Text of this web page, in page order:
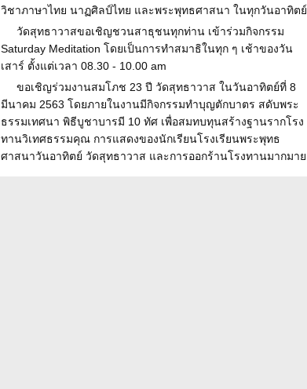
วิชาภาษาไทย นาฏศิลป์ไทย และพระพุทธศาสนา ในทุกวันอาทิตย์
วัดสุทธาวาสขอเชิญชวนสาธุชนทุกท่าน เข้าร่วมกิจกรรม
Saturday Meditation โดยเป็นการทำสมาธิในทุก ๆ เช้าของวัน
เสาร์ ตั้งแต่เวลา 08.30 - 10.00 am
ขอเชิญร่วมงานสมโภช 23 ปี วัดสุทธาวาส ในวันอาทิตย์ที่ 8
มีนาคม 2563 โดยภายในงานมีกิจกรรมทำบุญตักบาตร สดับพระ
ธรรมเทศนา พิธีบูชาบารมี 10 ทัศ เพื่อสมทบทุนสร้างฐานรากโรง
ทานวิเทศธรรมคุณ การแสดงของนักเรียนโรงเรียนพระพุทธ
ศาสนาวันอาทิตย์ วัดสุทธาวาส และการออกร้านโรงทานมากมาย